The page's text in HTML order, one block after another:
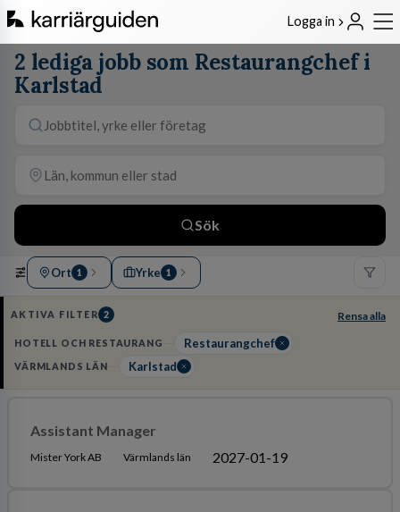
Logga in
2 lediga jobb som Restaurangchef i
Karlstad
Sök
Ort 1 Yrke 1
AKTIVA FILTER 2 Rensa alla
HOTELL OCH RESTAURANG Restaurangchef
VÄRMLANDS LÄN Karlstad
Assistant Manager
Mister York AB Värmlands län 2027-01-19